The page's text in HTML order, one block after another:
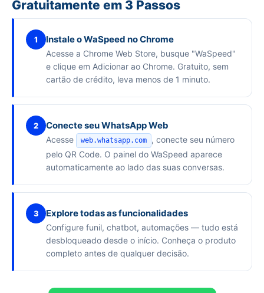
Gratuitamente em 3 Passos
1 Instale o WaSpeed no Chrome
Acesse a Chrome Web Store, busque "WaSpeed"
e clique em Adicionar ao Chrome. Gratuito, sem
cartão de crédito, leva menos de 1 minuto.
2 Conecte seu WhatsApp Web
Acesse web.whatsapp.com
, conecte seu número
pelo QR Code. O painel do WaSpeed aparece
automaticamente ao lado das suas conversas.
3 Explore todas as funcionalidades
Configure funil, chatbot, automações — tudo está
desbloqueado desde o início. Conheça o produto
completo antes de qualquer decisão.